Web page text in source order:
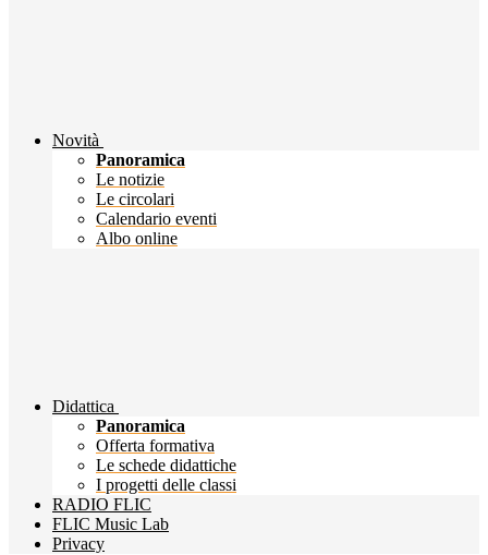
Novità
Panoramica
Le notizie
Le circolari
Calendario eventi
Albo online
Didattica
Panoramica
Offerta formativa
Le schede didattiche
I progetti delle classi
RADIO FLIC
FLIC Music Lab
Privacy